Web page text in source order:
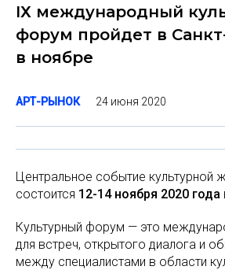
IХ международный
форум пройдет в
в ноябре
АРТ-РЫНОК 24 июня 2020
Центральное событие культурной
состоится 12-14 ноября 2020 года
Культурный форум — это
для встреч, открытого диалога и
между специалистами в области